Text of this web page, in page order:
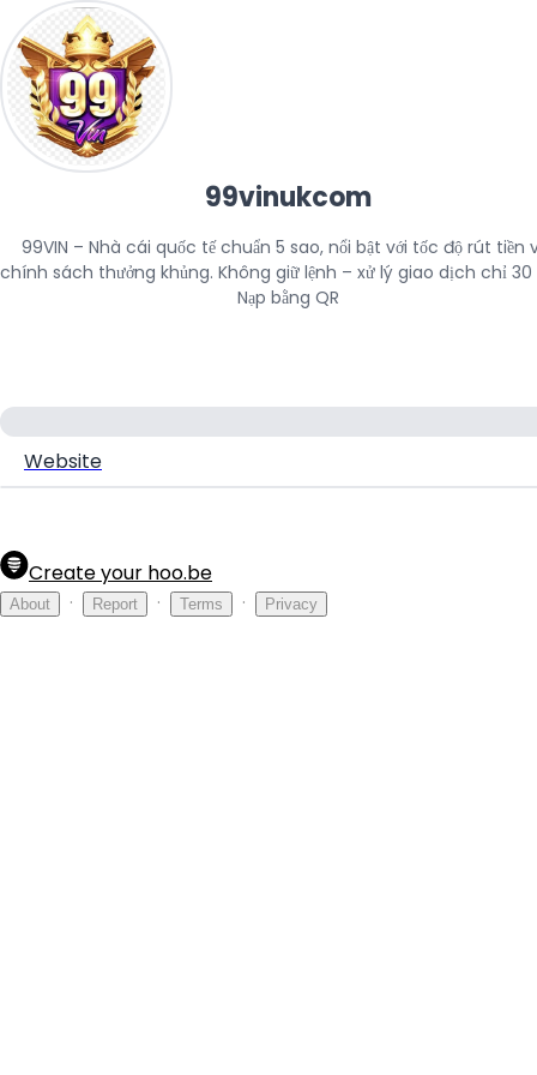
99vinukcom
99VIN – Nhà cái quốc tế chuẩn 5 sao, nổi bật với tốc độ rút tiền
chính sách thưởng khủng. Không giữ lệnh – xử lý giao dịch chỉ 30
Nạp bằng QR
Website
Create your hoo.be
About · Report · Terms · Privacy